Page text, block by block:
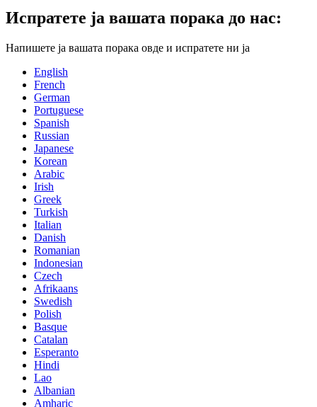
Испратете ја вашата порака до нас:
Напишете ја вашата порака овде и испратете ни ја
English
French
German
Portuguese
Spanish
Russian
Japanese
Korean
Arabic
Irish
Greek
Turkish
Italian
Danish
Romanian
Indonesian
Czech
Afrikaans
Swedish
Polish
Basque
Catalan
Esperanto
Hindi
Lao
Albanian
Amharic